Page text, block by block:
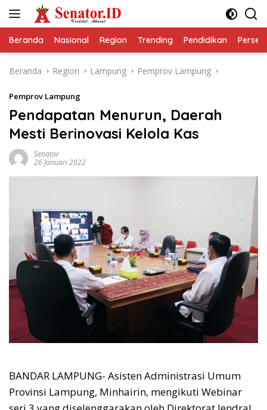
Beranda Nasional Region Trending Pendidikan
Beranda Region Lampung Pemprov Lampung
Pemprov Lampung
Pendapatan Menurun, Daerah
Mesti Berinovasi Kelola Kas
Senator
26 Januari 2022
BANDAR LAMPUNG- Asisten Administrasi Umum
Provinsi Lampung, Minhairin, mengikuti Webinar